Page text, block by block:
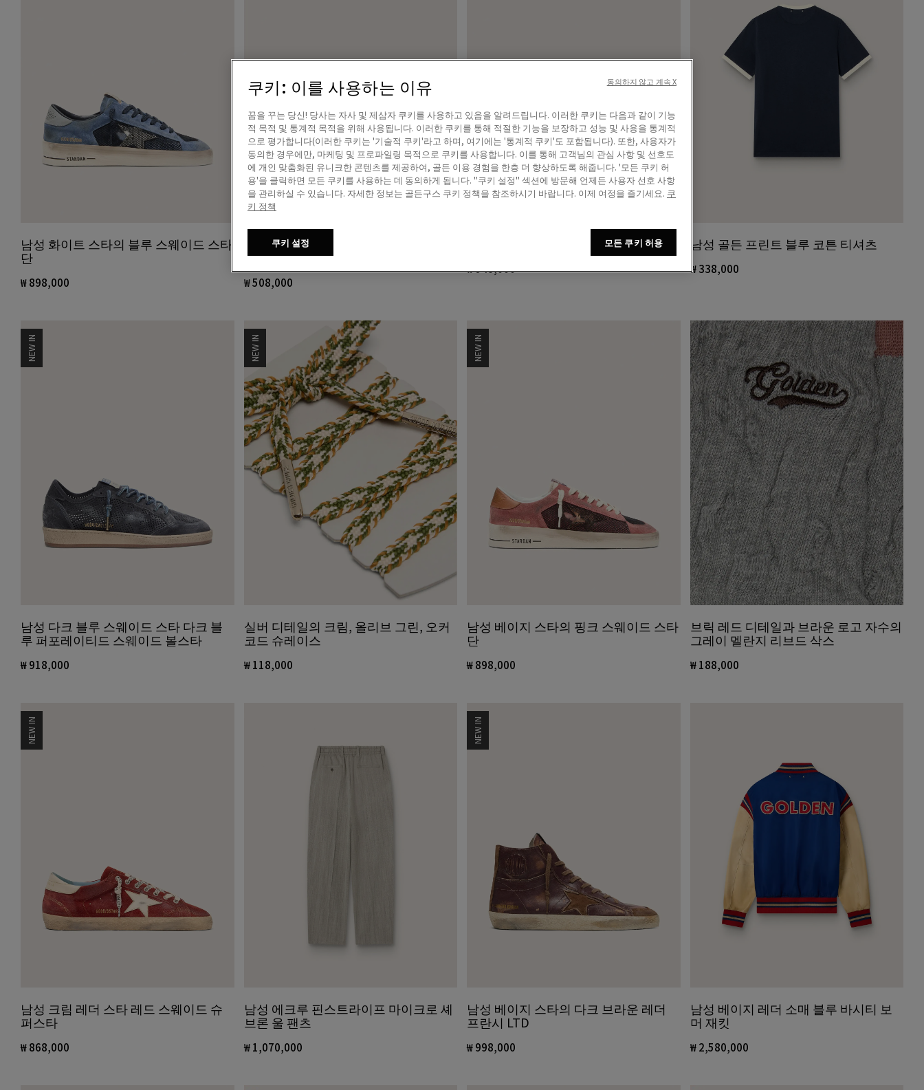
남성 화이트 스타의 블루 스웨이드 스타
단
₩ 898,000
허니 프레임 & 베이지 렌즈 판토스 스타
일 선글라스
₩ 508,000
블루 스타 베이지 스웨이드 남성 스타단
₩ 948,000
남성 골든 프린트 블루 코튼 티셔츠
₩ 338,000
NEW IN
남성 다크 블루 스웨이드 스타 다크 블
루 퍼포레이티드 스웨이드 볼스타
₩ 918,000
NEW IN
실버 디테일의 크림, 올리브 그린, 오커
코드 슈레이스
₩ 118,000
NEW IN
남성 베이지 스타의 핑크 스웨이드 스타
단
₩ 898,000
브릭 레드 디테일과 브라운 로고 자수의
그레이 멜란지 리브드 삭스
₩ 188,000
NEW IN
남성 크림 레더 스타 레드 스웨이드 슈
퍼스타
₩ 868,000
남성 에크루 핀스트라이프 마이크로 셰
브론 울 팬츠
₩ 1,070,000
NEW IN
남성 베이지 스타의 다크 브라운 레더
프란시 LTD
₩ 998,000
남성 베이지 레더 소매 블루 바시티 보
머 재킷
₩ 2,580,000
쿠키: 이를 사용하는 이유
꿈을 꾸는 당신! 당사는 자사 및 제삼자 쿠키를 사용하고 있음을 알려드립니다. 이러한 쿠키는 다음과 같이 기능
적 목적 및 통계적 목적을 위해 사용됩니다. 이러한 쿠키를 통해 적절한 기능을 보장하고 성능 및 사용을 통계적
으로 평가합니다(이러한 쿠키는 '기술적 쿠키'라고 하며, 여기에는 '통계적 쿠키'도 포함됩니다). 또한, 사용자가
동의한 경우에만, 마케팅 및 프로파일링 목적으로 쿠키를 사용합니다. 이를 통해 고객님의 관심 사항 및 선호도
에 개인 맞춤화된 유니크한 콘텐츠를 제공하여, 골든 이용 경험을 한층 더 향상하도록 해줍니다. '모든 쿠키 허
용'을 클릭하면 모든 쿠키를 사용하는 데 동의하게 됩니다. "쿠키 설정" 섹션에 방문해 언제든 사용자 선호 사항
을 관리하실 수 있습니다. 자세한 정보는 골든구스 쿠키 정책을 참조하시기 바랍니다. 이제 여정을 즐기세요. 쿠
키 정책
쿠키 설정 모든 쿠키 허용
동의하지 않고 계속 X